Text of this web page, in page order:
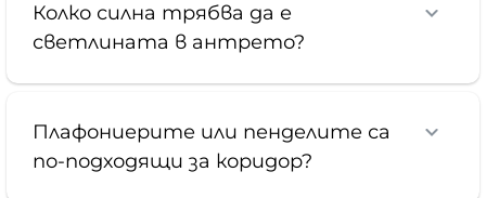
Колко силна трябва да е
светлината в антрето?
Плафониерите или пенделите са
по-подходящи за коридор?